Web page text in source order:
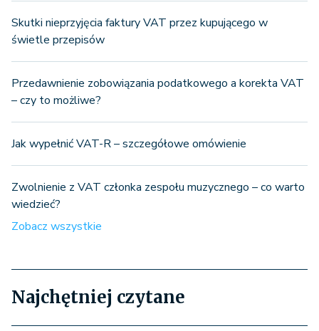
Skutki nieprzyjęcia faktury VAT przez kupującego w
świetle przepisów
Przedawnienie zobowiązania podatkowego a korekta VAT
– czy to możliwe?
Jak wypełnić VAT-R – szczegółowe omówienie
Zwolnienie z VAT członka zespołu muzycznego – co warto
wiedzieć?
Zobacz wszystkie
Najchętniej czytane